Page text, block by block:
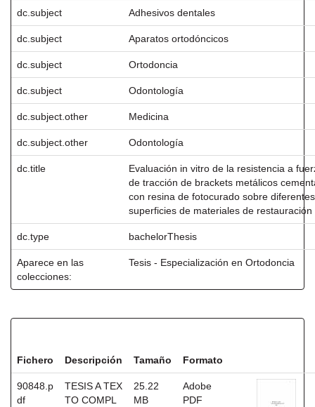
dc.subject Adhesivos dentales
dc.subject Aparatos ortodóncicos
dc.subject Ortodoncia
dc.subject Odontología
dc.subject.other Medicina
dc.subject.other Odontología
dc.title
Evaluación in vitro de la resistencia a
de tracción de brackets metálicos
con resina de fotocurado sobre diferentes
superficies de materiales de restauración
dc.type bachelorThesis
Aparece en las
colecciones:
Tesis - Especialización en Ortodoncia
Fichero Descripción Tamaño Formato
90848.p
df
TESIS A TEX
TO COMPL
25.22
MB
Adobe
PDF